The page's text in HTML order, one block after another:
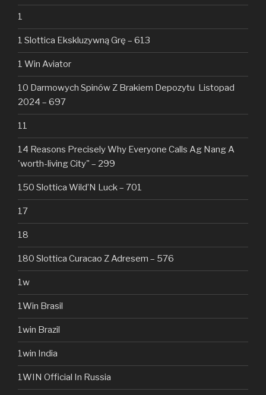
1
1 Slottica Ekskluzywną Grę – 613
1 Win Aviator
10 Darmowych Spinów Z Brakiem Depozytu ️ Listopad
2024 – 697
11
14 Reasons Precisely Why Everyone Calls Ag Nang A
'worth-living City" – 299
150 Slottica Wild’N Luck – 701
17
18
180 Slottica Curacao Z Adresem – 576
1w
1Win Brasil
1win Brazil
1win India
1WIN Official In Russia